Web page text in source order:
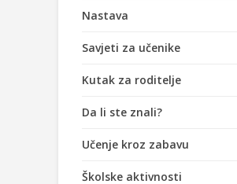
Nastava
Savjeti za učenike
Kutak za roditelje
Da li ste znali?
Učenje kroz zabavu
Školske aktivnosti